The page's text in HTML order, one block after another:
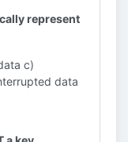
represent
c)
data